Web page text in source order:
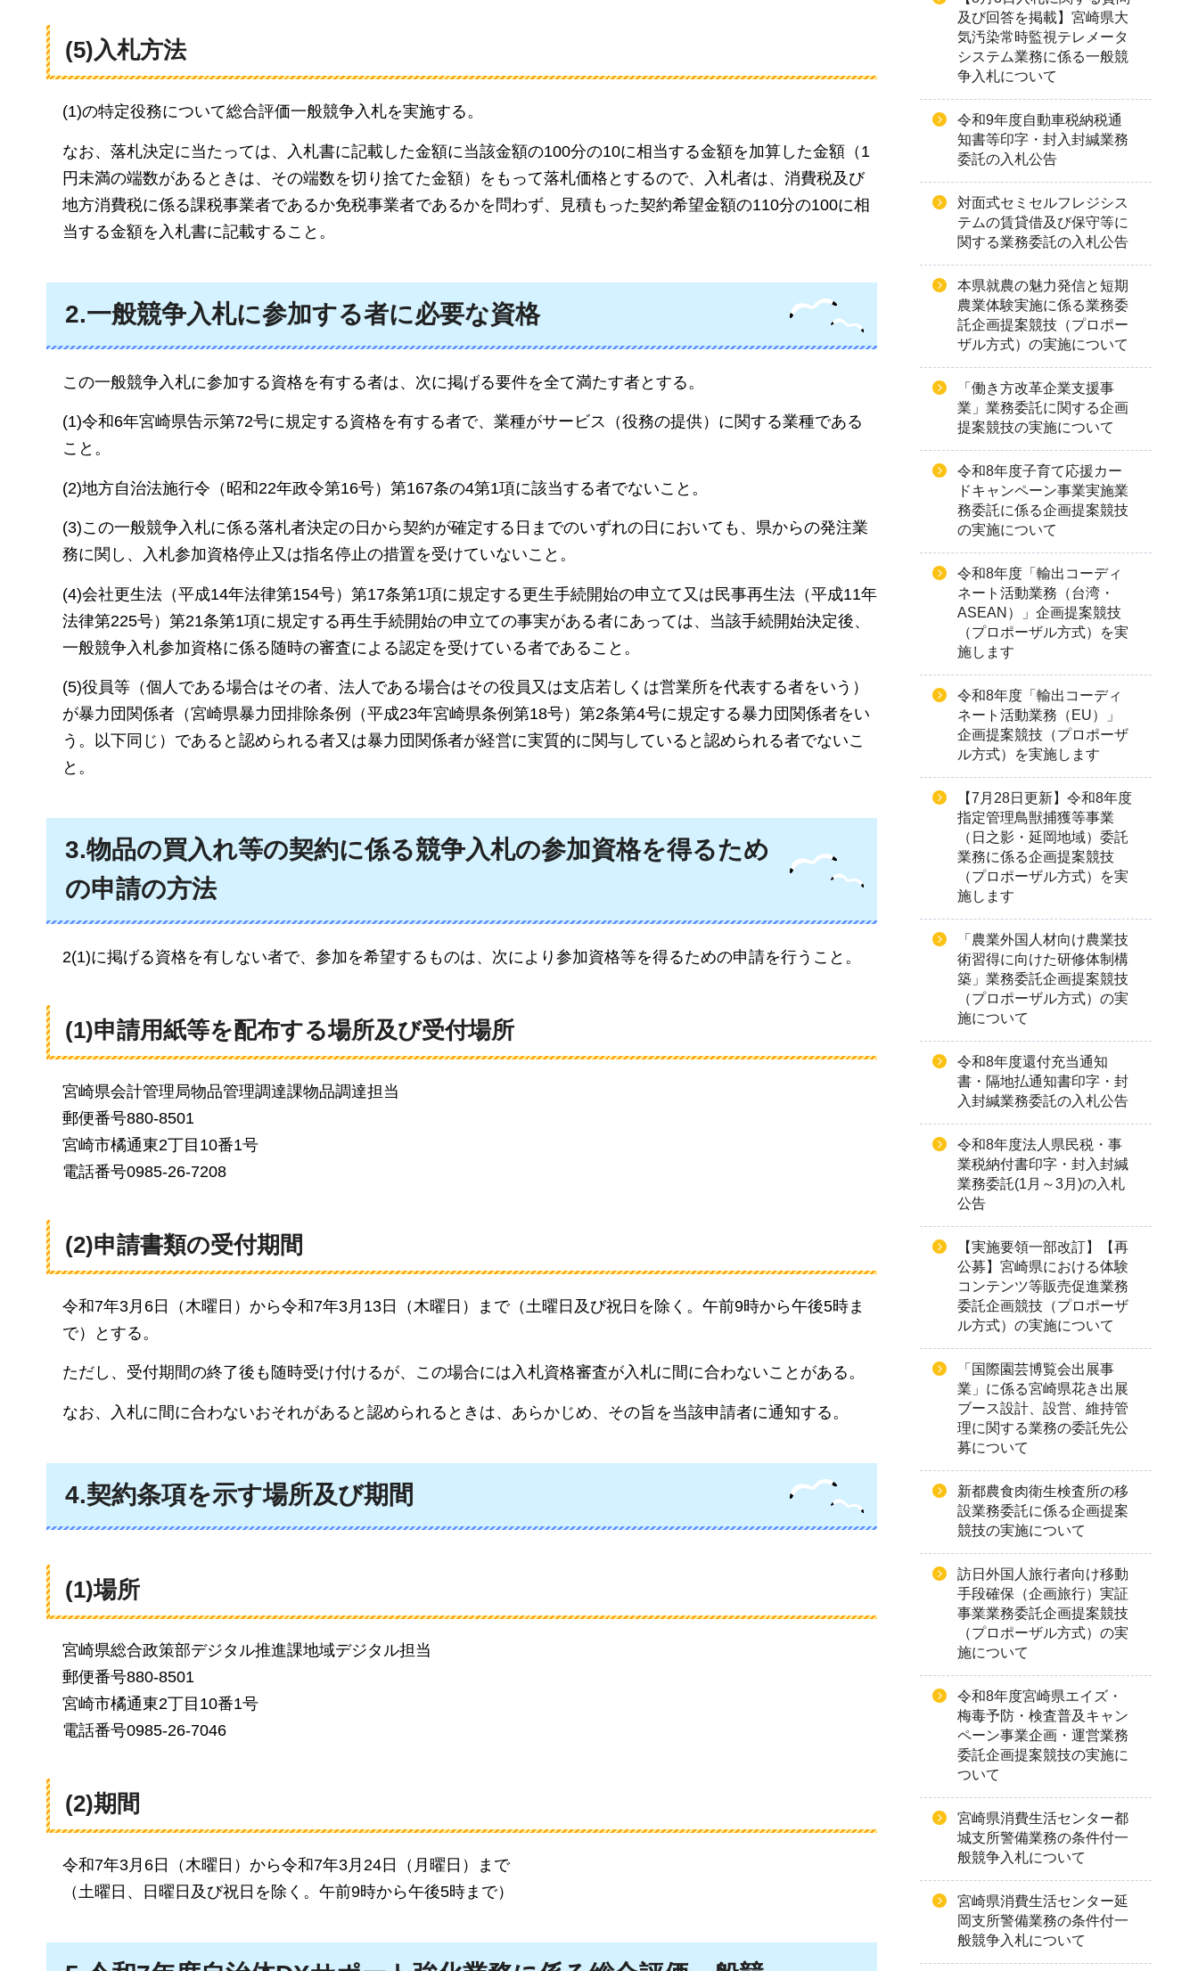
(5)入札方法
(1)の特定役務について総合評価一般競争入札を実施する。
なお、落札決定に当たっては、入札書に記載した金額に当該金額の100分の10に相当する金額を加算した金額（1
円未満の端数があるときは、その端数を切り捨てた金額）をもって落札価格とするので、入札者は、消費税及び
地方消費税に係る課税事業者であるか免税事業者であるかを問わず、見積もった契約希望金額の110分の100に相
当する金額を入札書に記載すること。
2.一般競争入札に参加する者に必要な資格
この一般競争入札に参加する資格を有する者は、次に掲げる要件を全て満たす者とする。
(1)令和6年宮崎県告示第72号に規定する資格を有する者で、業種がサービス（役務の提供）に関する業種である
こと。
(2)地方自治法施行令（昭和22年政令第16号）第167条の4第1項に該当する者でないこと。
(3)この一般競争入札に係る落札者決定の日から契約が確定する日までのいずれの日においても、県からの発注業
務に関し、入札参加資格停止又は指名停止の措置を受けていないこと。
(4)会社更生法（平成14年法律第154号）第17条第1項に規定する更生手続開始の申立て又は民事再生法（平成11年
法律第225号）第21条第1項に規定する再生手続開始の申立ての事実がある者にあっては、当該手続開始決定後、
一般競争入札参加資格に係る随時の審査による認定を受けている者であること。
(5)役員等（個人である場合はその者、法人である場合はその役員又は支店若しくは営業所を代表する者をいう）
が暴力団関係者（宮崎県暴力団排除条例（平成23年宮崎県条例第18号）第2条第4号に規定する暴力団関係者をい
う。以下同じ）であると認められる者又は暴力団関係者が経営に実質的に関与していると認められる者でないこ
と。
3.物品の買入れ等の契約に係る競争入札の参加資格を得るため
の申請の方法
2(1)に掲げる資格を有しない者で、参加を希望するものは、次により参加資格等を得るための申請を行うこと。
(1)申請用紙等を配布する場所及び受付場所
宮崎県会計管理局物品管理調達課物品調達担当
郵便番号880-8501
宮崎市橘通東2丁目10番1号
電話番号0985-26-7208
(2)申請書類の受付期間
令和7年3月6日（木曜日）から令和7年3月13日（木曜日）まで（土曜日及び祝日を除く。午前9時から午後5時ま
で）とする。
ただし、受付期間の終了後も随時受け付けるが、この場合には入札資格審査が入札に間に合わないことがある。
なお、入札に間に合わないおそれがあると認められるときは、あらかじめ、その旨を当該申請者に通知する。
4.契約条項を示す場所及び期間
(1)場所
宮崎県総合政策部デジタル推進課地域デジタル担当
郵便番号880-8501
宮崎市橘通東2丁目10番1号
電話番号0985-26-7046
(2)期間
令和7年3月6日（木曜日）から令和7年3月24日（月曜日）まで
（土曜日、日曜日及び祝日を除く。午前9時から午後5時まで）
及び回答を掲載】宮崎県大
気汚染常時監視テレメータ
システム業務に係る一般競
争入札について
令和9年度自動車税納税通
知書等印字・封入封緘業務
委託の入札公告
対面式セミセルフレジシス
テムの賃貸借及び保守等に
関する業務委託の入札公告
本県就農の魅力発信と短期
農業体験実施に係る業務委
託企画提案競技（プロポー
ザル方式）の実施について
「働き方改革企業支援事
業」業務委託に関する企画
提案競技の実施について
令和8年度子育て応援カー
ドキャンペーン事業実施業
務委託に係る企画提案競技
の実施について
令和8年度「輸出コーディ
ネート活動業務（台湾・
ASEAN）」企画提案競技
（プロポーザル方式）を実
施します
令和8年度「輸出コーディ
ネート活動業務（EU）」
企画提案競技（プロポーザ
ル方式）を実施します
【7月28日更新】令和8年度
指定管理鳥獣捕獲等事業
（日之影・延岡地域）委託
業務に係る企画提案競技
（プロポーザル方式）を実
施します
「農業外国人材向け農業技
術習得に向けた研修体制構
築」業務委託企画提案競技
（プロポーザル方式）の実
施について
令和8年度還付充当通知
書・隔地払通知書印字・封
入封緘業務委託の入札公告
令和8年度法人県民税・事
業税納付書印字・封入封緘
業務委託(1月～3月)の入札
公告
【実施要領一部改訂】【再
公募】宮崎県における体験
コンテンツ等販売促進業務
委託企画競技（プロポーザ
ル方式）の実施について
「国際園芸博覧会出展事
業」に係る宮崎県花き出展
ブース設計、設営、維持管
理に関する業務の委託先公
募について
新都農食肉衛生検査所の移
設業務委託に係る企画提案
競技の実施について
訪日外国人旅行者向け移動
手段確保（企画旅行）実証
事業業務委託企画提案競技
（プロポーザル方式）の実
施について
令和8年度宮崎県エイズ・
梅毒予防・検査普及キャン
ペーン事業企画・運営業務
委託企画提案競技の実施に
ついて
宮崎県消費生活センター都
城支所警備業務の条件付一
般競争入札について
宮崎県消費生活センター延
岡支所警備業務の条件付一
般競争入札について